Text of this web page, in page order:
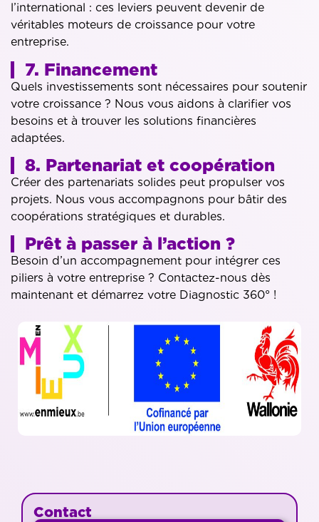
l’international : ces leviers peuvent devenir de
véritables moteurs de croissance pour votre
entreprise.
7. Financement
Quels investissements sont nécessaires pour soutenir
votre croissance ? Nous vous aidons à clarifier vos
besoins et à trouver les solutions financières
adaptées.
8. Partenariat et coopération
Créer des partenariats solides peut propulser vos
projets. Nous vous accompagnons pour bâtir des
coopérations stratégiques et durables.
Prêt à passer à l’action ?
Besoin d’un accompagnement pour intégrer ces
piliers à votre entreprise ? Contactez-nous dès
maintenant et démarrez votre Diagnostic 360° !
Contact